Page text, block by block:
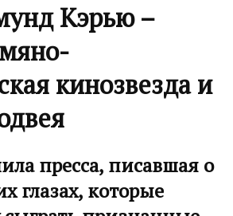
Кэрью –
кинозвезда и
пресса, писавшая о
глазах, которые